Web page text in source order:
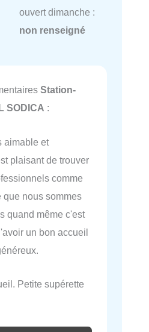
ouvert dimanche :
non renseigné
Station-
SODICA :
aimable et
plaisant de trouver
comme
que nous sommes
quand même c'est
un bon accueil
Petite supérette